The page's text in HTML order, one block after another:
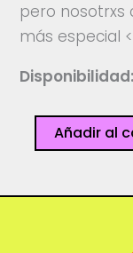
pero nosotrxs
más especial
Disponibilidad:
cantidad
Añadir al